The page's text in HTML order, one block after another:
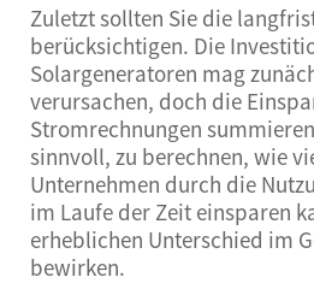
Zuletzt sollten Sie die
berücksichtigen. Die
Solargeneratoren mag
verursachen, doch die
Stromrechnungen
sinnvoll, zu berechnen, wie
Unternehmen durch die
im Laufe der Zeit einsparen
erheblichen Unterschied im
bewirken.